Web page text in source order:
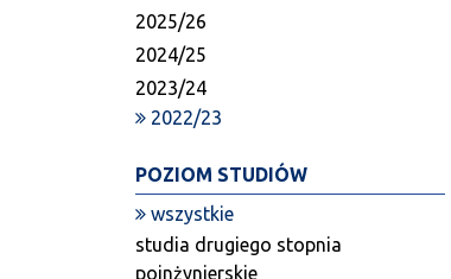
2025/26
2024/25
2023/24
2022/23
POZIOM STUDIÓW
wszystkie
studia drugiego stopnia
poinżynierskie